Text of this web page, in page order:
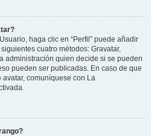
haga clic en “Perfil” puede añadir
cuatro métodos: Gravatar,
administración quien decide si se pueden
pueden ser publicadas. En caso de que
comuníquese con La